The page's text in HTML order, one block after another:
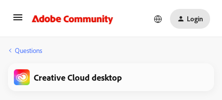
Login
Questions
Creative Cloud desktop